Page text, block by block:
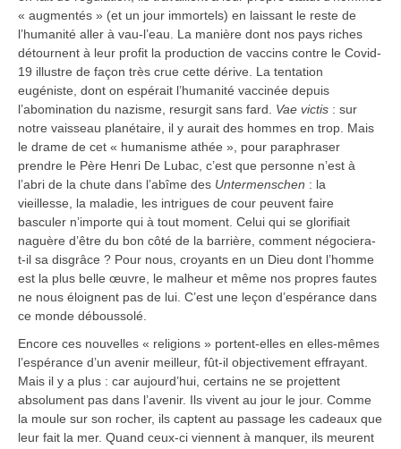
« augmentés » (et un jour immortels) en laissant le reste de
l’humanité aller à vau-l’eau. La manière dont nos pays riches
détournent à leur profit la production de vaccins contre le Covid-
19 illustre de façon très crue cette dérive. La tentation
eugéniste, dont on espérait l’humanité vaccinée depuis
l’abomination du nazisme, resurgit sans fard. Vae victis : sur
notre vaisseau planétaire, il y aurait des hommes en trop. Mais
le drame de cet « humanisme athée », pour paraphraser
prendre le Père Henri De Lubac, c’est que personne n’est à
l’abri de la chute dans l’abîme des Untermenschen : la
vieillesse, la maladie, les intrigues de cour peuvent faire
basculer n’importe qui à tout moment. Celui qui se glorifiait
naguère d’être du bon côté de la barrière, comment négociera-
t-il sa disgrâce ? Pour nous, croyants en un Dieu dont l’homme
est la plus belle œuvre, le malheur et même nos propres fautes
ne nous éloignent pas de lui. C’est une leçon d’espérance dans
ce monde déboussolé.
Encore ces nouvelles « religions » portent-elles en elles-mêmes
l’espérance d’un avenir meilleur, fût-il objectivement effrayant.
Mais il y a plus : car aujourd’hui, certains ne se projettent
absolument pas dans l’avenir. Ils vivent au jour le jour. Comme
la moule sur son rocher, ils captent au passage les cadeaux que
leur fait la mer. Quand ceux-ci viennent à manquer, ils meurent